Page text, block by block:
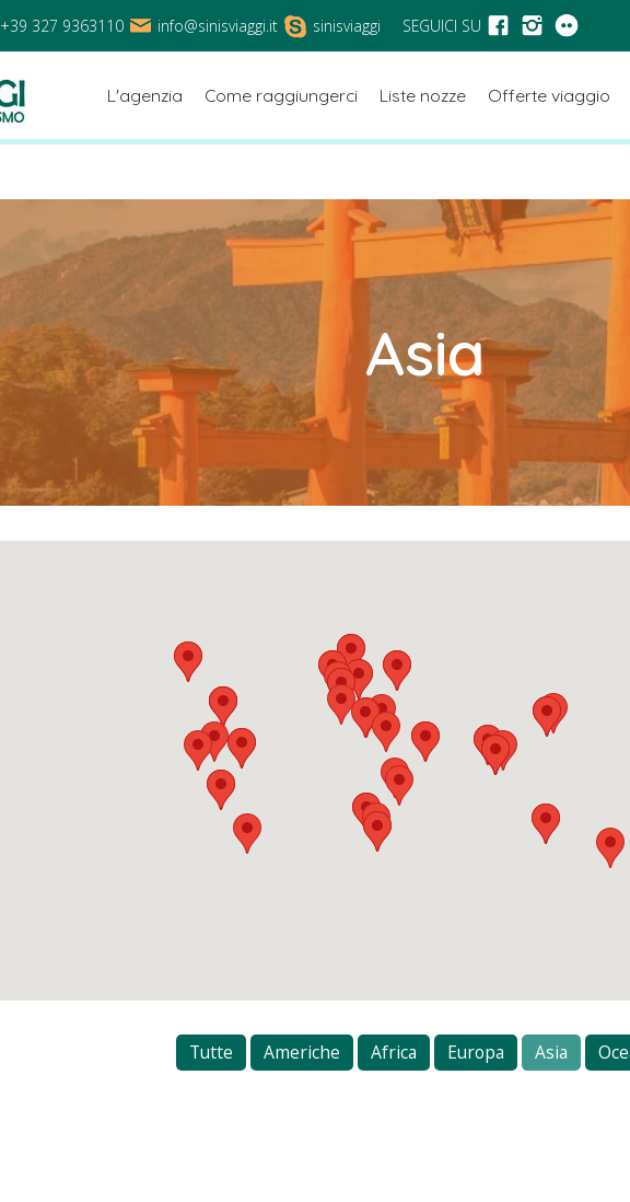
+39 327 9363110 info@sinisviaggi.it sinisviaggi SEGUICI SU
L'agenzia Come raggiungerci Liste nozze Offerte viaggio
Asia
Tutte Americhe Africa Europa Asia